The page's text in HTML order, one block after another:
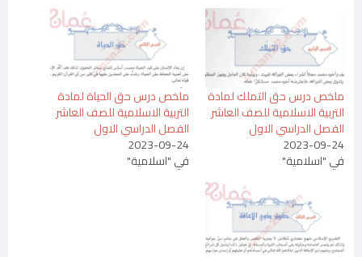
ملخص درس حق التملك لمادة
التربية الاسلامية للصف العاشر
الفصل الدراسي الاول
2023-09-24
في "اسلامية"
ملخص درس حق الحياة لمادة
التربية الاسلامية للصف العاشر
الفصل الدراسي الاول
2023-09-24
في "اسلامية"